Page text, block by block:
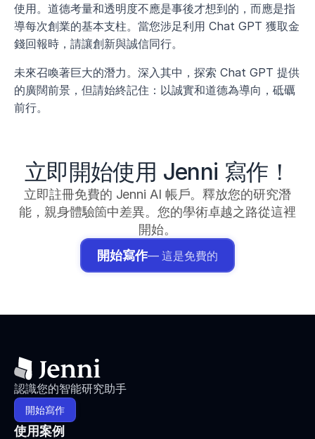
使用。道德考量和透明度不應是事後才想到的，而應是指
導每次創業的基本支柱。當您涉足利用 Chat GPT 獲取金
錢回報時，請讓創新與誠信同行。
未來召喚著巨大的潛力。深入其中，探索 Chat GPT 提供
的廣闊前景，但請始終記住：以誠實和道德為導向，砥礪
前行。
立即開始使用 Jenni 寫作！
立即註冊免費的 Jenni AI 帳戶。釋放您的研究潛
能，親身體驗箇中差異。您的學術卓越之路從這裡
開始。
開始寫作— 這是免費的
認識您的智能研究助手
開始寫作
使用案例